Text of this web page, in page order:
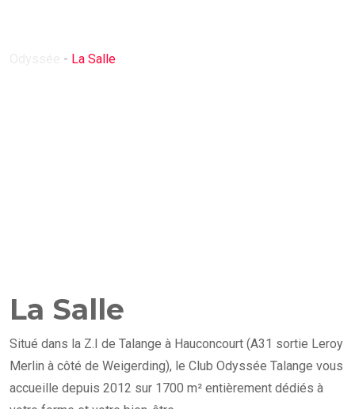
- La Salle
La Salle
Situé dans la Z.I de Talange à Hauconcourt (A31 sortie Leroy
Merlin à côté de Weigerding), le Club Odyssée Talange vous
accueille depuis 2012 sur 1700 m² entièrement dédiés à